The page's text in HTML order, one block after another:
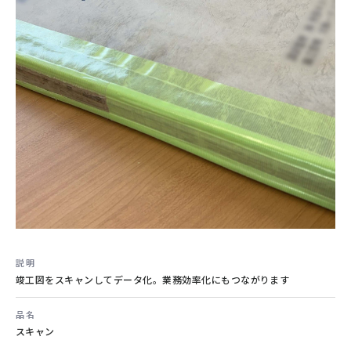
オーダーメイドの防水シール
#オリジナル
#オーダーメイド #防水加工
年賀状印刷
はがき・挨拶状・案内状印刷
#はがき印刷
#宛名印刷
オーダーメイドのクリスマスイベン
ト招待状
オリジナルカレンダー
はがき・挨拶状・案内状印刷
#はがき印刷 #宛名印刷
説明
竣工図をスキャンしてデータ化。業務効率化にもつながります
品名
スキャン